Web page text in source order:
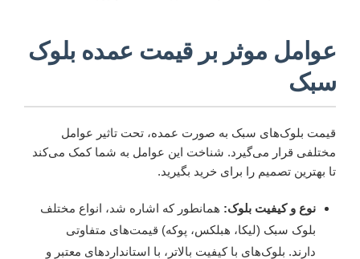
عوامل موثر بر قیمت عمده بلوک
سبک
قیمت بلوک‌های سبک به صورت عمده، تحت تاثیر عوامل
مختلفی قرار می‌گیرد. شناخت این عوامل به شما کمک می‌کند
تا بهترین تصمیم را برای خرید بگیرید.
نوع و کیفیت بلوک: همانطور که اشاره شد، انواع مختلف
بلوک سبک (لیکا، هبلکس، پوکه) قیمت‌های متفاوتی
دارند. بلوک‌های با کیفیت بالاتر، با استانداردهای معتبر و